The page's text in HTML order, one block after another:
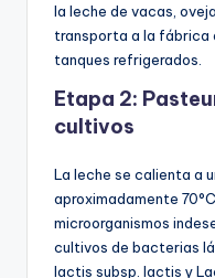
la leche de vacas,
transporta a la fábrica
tanques refrigerados.
Etapa 2:
cultivos
La leche se calienta a
aproximadamente
microorganismos
cultivos de bacterias
lactis subsp. lactis y